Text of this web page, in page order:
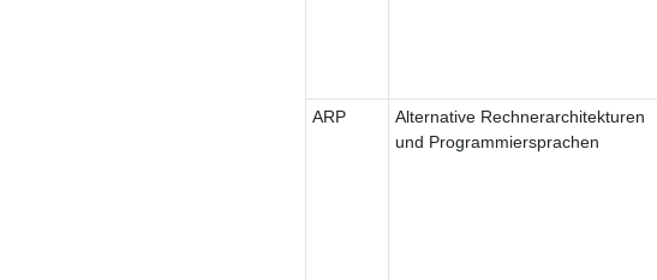
ARP
Alternative Rechnerarchitekturen
und Programmiersprachen